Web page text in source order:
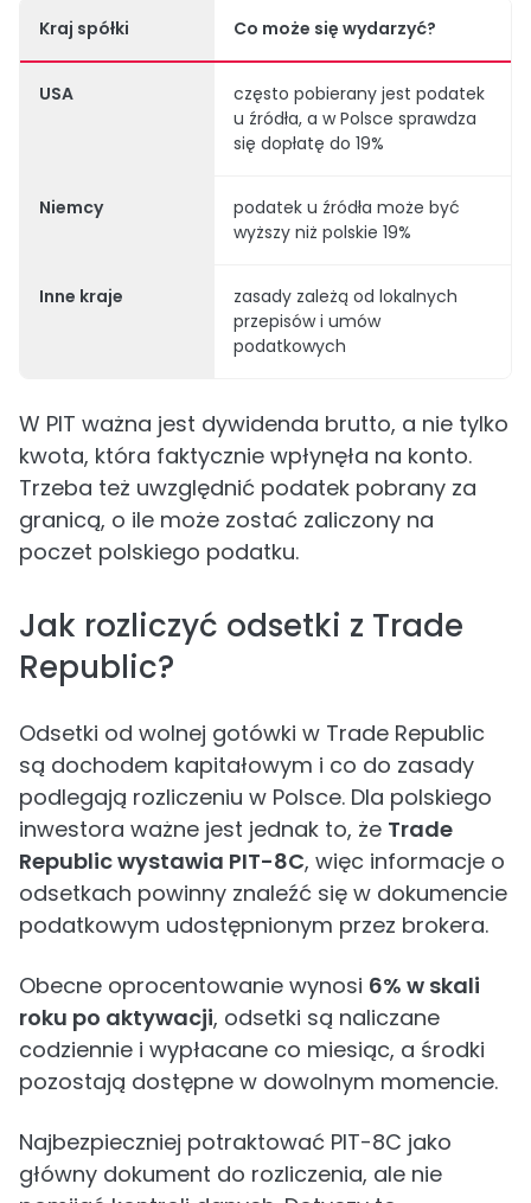
Kraj spółki Co może się wydarzyć?
USA
często pobierany jest podatek
u źródła, a w Polsce sprawdza
się dopłatę do 19%
Niemcy
podatek u źródła może być
wyższy niż polskie 19%
Inne kraje
zasady zależą od lokalnych
przepisów i umów
podatkowych
W PIT ważna jest dywidenda brutto, a nie tylko
kwota, która faktycznie wpłynęła na konto.
Trzeba też uwzględnić podatek pobrany za
granicą, o ile może zostać zaliczony na
poczet polskiego podatku.
Jak rozliczyć odsetki z Trade
Republic?
Odsetki od wolnej gotówki w Trade Republic
są dochodem kapitałowym i co do zasady
podlegają rozliczeniu w Polsce. Dla polskiego
inwestora ważne jest jednak to, że Trade
Republic wystawia PIT-8C, więc informacje o
odsetkach powinny znaleźć się w dokumencie
podatkowym udostępnionym przez brokera.
Obecne oprocentowanie wynosi 6% w skali
roku po aktywacji, odsetki są naliczane
codziennie i wypłacane co miesiąc, a środki
pozostają dostępne w dowolnym momencie.
Najbezpieczniej potraktować PIT-8C jako
główny dokument do rozliczenia, ale nie